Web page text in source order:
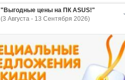
"Выгодные цены на ПК ASUS!"
(3 Августа - 13 Сентября 2026)